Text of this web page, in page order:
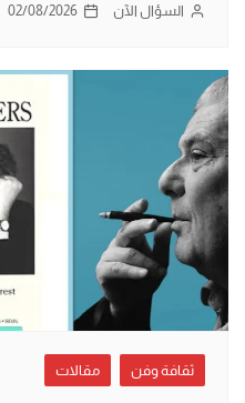
السؤال الآن 02/08/2026
ثقافة وفن مقالات